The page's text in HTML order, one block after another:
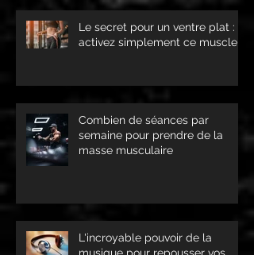
Le secret pour un ventre plat :
activez simplement ce muscle !
Combien de séances par
semaine pour prendre de la
masse musculaire
L'incroyable pouvoir de la
musique pour repousser vos